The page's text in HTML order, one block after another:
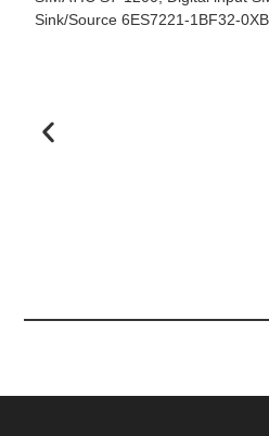
Sink/Source 6ES7221-1BF32-